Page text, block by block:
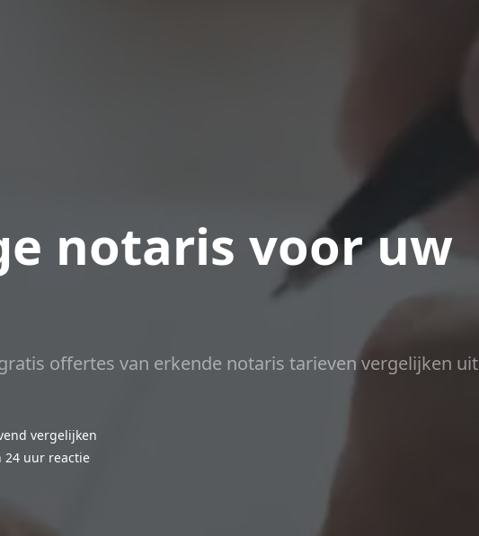
notaris voor uw
offertes van erkende notaris tarieven vergelijken uit
vergelijken
24 uur reactie